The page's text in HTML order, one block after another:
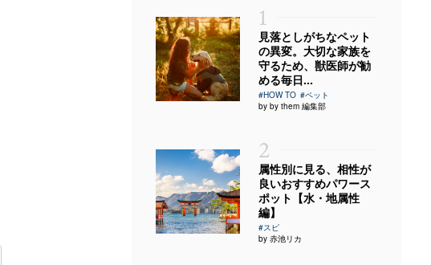
1
見落としがちなペット
の異変。大切な家族を
守るため、獣医師が勧
める毎日...
#HOW TO #ペット
by by them 編集部
2
属性別に見る、相性が
良いおすすめパワース
ポット【水・地属性
編】
#スピ
by 赤池リカ